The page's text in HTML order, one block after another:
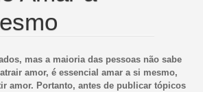
mas a maioria das pessoas não sabe
amor, é essencial amar a si mesmo,
amor. Portanto, antes de publicar tópicos